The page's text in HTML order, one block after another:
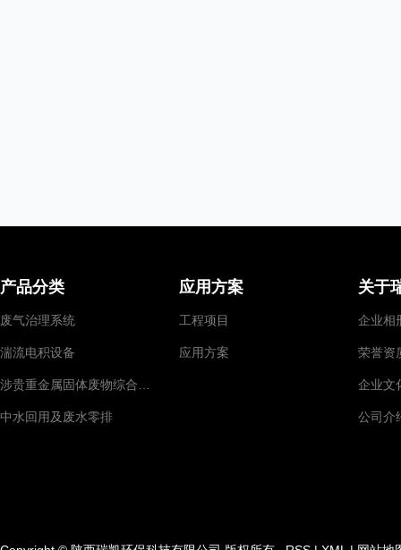
产品分类
废气治理系统
湍流电积设备
中水回用及废水零排
应用方案
工程项目
应用方案
关于
企业相
荣誉资
企业文
公司介